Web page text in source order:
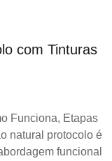
com Tinturas
Funciona, Etapas
natural protocolo é
funcional